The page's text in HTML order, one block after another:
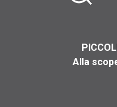
Alla